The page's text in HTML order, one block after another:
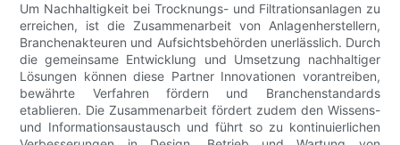
Um Nachhaltigkeit bei Trocknungs- und Filtrationsanlagen zu
erreichen, ist die Zusammenarbeit von Anlagenherstellern,
Branchenakteuren und Aufsichtsbehörden unerlässlich. Durch
die gemeinsame Entwicklung und Umsetzung nachhaltiger
Lösungen können diese Partner Innovationen vorantreiben,
bewährte Verfahren fördern und Branchenstandards
etablieren. Die Zusammenarbeit fördert zudem den Wissens-
und Informationsaustausch und führt so zu kontinuierlichen